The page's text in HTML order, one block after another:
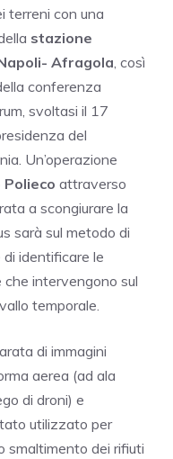
terreni con una
stazione
Afragola, così
conferenza
svoltasi il 17
del
Un’operazione
Polieco attraverso
a scongiurare la
sarà sul metodo di
identificare le
intervengono sul
temporale.
di immagini
aerea (ad ala
di droni) e
utilizzato per
smaltimento dei rifiuti